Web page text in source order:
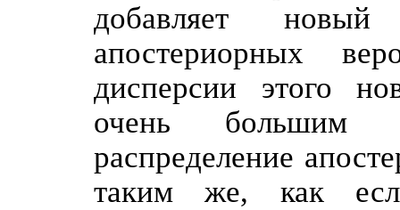
добавляет
апостериорных
дисперсии этого
очень большим
распределение
таким же, как